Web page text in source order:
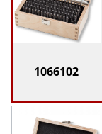
1066102